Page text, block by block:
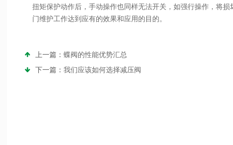
扭矩保护动作后，手动操作也同样无法开关，如强行操作，将
门维护工作达到应有的效果和应用的目的。
上一篇： 蝶阀的性能优势汇总
下一篇： 我们应该如何选择减压阀